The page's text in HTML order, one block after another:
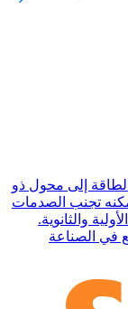
إلى محول ذو
تجنب الصدمات
والثانوية.
في الصناعة